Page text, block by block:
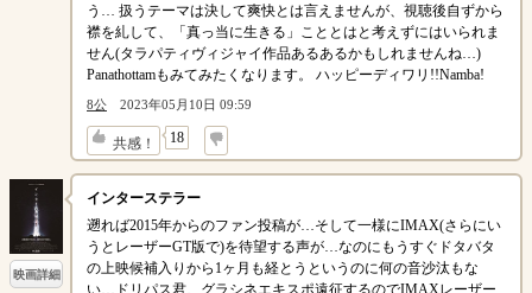
う… 扱うテーマは決して爽快とは言えませんが、視聴後自ずから
襟を糺して、「真っ当に生きる」こととはと考えずにはいられま
せん(タラパティヴィジャイ作品あるあるかもしれませんね…)
Panathottamもみてみたくなります。 ハッピーディワリ!!Namba!
8公 2023年05月10日 09:59
共感！ 18
↓
映画詳細
インターステラー
遡れば2015年からのファン投稿が…そして一様にIMAX(さらにい
うとレーザーGT版で)を待望する声が…なのにもうすぐドタバタ
の上映候補入りから1ヶ月も経とうというのに何の音沙汰もな
い…ドリパス君、グラシネエキスポ遠征するのでIMAXレーザー